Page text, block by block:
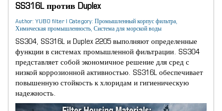
SS316L против Duplex
Author: YUBO filter | Category: Промышленный корпус фильтра,
Химическая промышленность, Система для морской воды
SS304, SS316L и Duplex 2205 выполняют определенные
функции в системах промышленной фильтрации. SS304
представляет собой экономичное решение для сред с
низкой коррозионной активностью. SS316L обеспечивает
повышенную стойкость к хлоридам и гигиеническую
надежность.